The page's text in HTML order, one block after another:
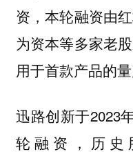
资，本轮融资由
为资本等多家老
用于首款产品的
迅路创新于2023
轮融资，历史